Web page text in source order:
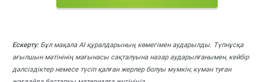
Ескерту:Бұл мақала AI құралдарының көмегімен аударылды. Түпнұсқа
ағылшын мәтінінің мағынасы сақталуына назар аударылғанымен, кейбір
дәлсіздіктер немесе түсіп қалған жерлер болуы мүмкін; күмән туған